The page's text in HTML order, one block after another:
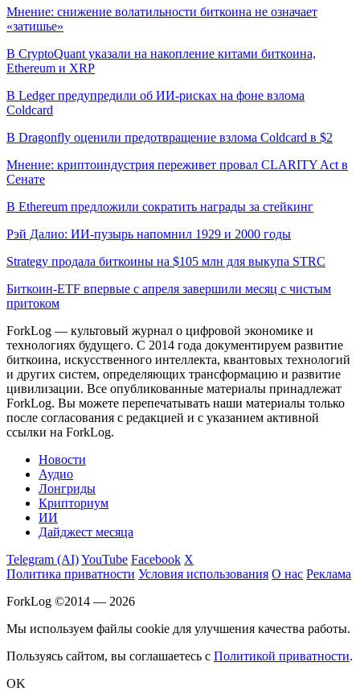
Мнение: снижение волатильности биткоина не означает
«затишье»
В CryptoQuant указали на накопление китами биткоина,
Ethereum и XRP
В Ledger предупредили об ИИ-рисках на фоне взлома
Coldcard
В Dragonfly оценили предотвращение взлома Coldcard в $2
Мнение: криптоиндустрия переживет провал CLARITY Act в
Сенате
В Ethereum предложили сократить награды за стейкинг
Рэй Далио: ИИ-пузырь напомнил 1929 и 2000 годы
Strategy продала биткоины на $105 млн для выкупа STRC
Биткоин-ETF впервые с апреля завершили месяц с чистым
притоком
ForkLog — культовый журнал о цифровой экономике и
технологиях будущего. С 2014 года документируем развитие
биткоина, искусственного интеллекта, квантовых технологий
и других систем, определяющих трансформацию и развитие
цивилизации. Все опубликованные материалы принадлежат
ForkLog. Вы можете перепечатывать наши материалы только
после согласования с редакцией и с указанием активной
ссылки на ForkLog.
Новости
Аудио
Лонгриды
Крипториум
ИИ
Дайджест месяца
Telegram (AI)YouTube Facebook X
Политика приватности Условия использования О нас Реклама
ForkLog ©2014 — 2026
Мы используем файлы cookie для улучшения качества работы.
Пользуясь сайтом, вы соглашаетесь с Политикой приватности.
OK